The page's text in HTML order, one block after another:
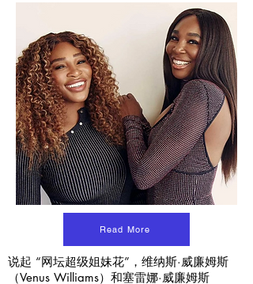
Read More
说起 “网坛超级姐妹花”，维纳斯·威廉姆斯
（Venus Williams）和塞雷娜·威廉姆斯